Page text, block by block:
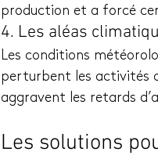
production et a forcé
4. Les aléas
Les conditions
perturbent les activités
aggravent les retards
Les solutions